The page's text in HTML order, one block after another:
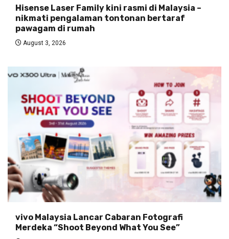
Hisense Laser Family kini rasmi di Malaysia –
nikmati pengalaman tontonan bertaraf
pawagam di rumah
August 3, 2026
vivo Malaysia Lancar Cabaran Fotografi
Merdeka “Shoot Beyond What You See”